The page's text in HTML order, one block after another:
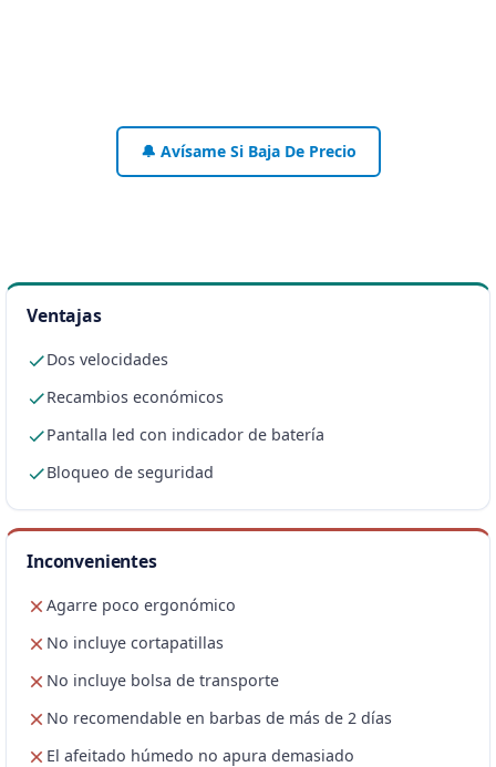
🔔 Avísame Si Baja De Precio
Ventajas
Dos velocidades
Recambios económicos
Pantalla led con indicador de batería
Bloqueo de seguridad
Inconvenientes
Agarre poco ergonómico
No incluye cortapatillas
No incluye bolsa de transporte
No recomendable en barbas de más de 2 días
El afeitado húmedo no apura demasiado